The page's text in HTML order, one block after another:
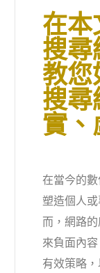
在
搜
教
搜
實
在當今的
塑造個人
而，網路
來負面內
有效策略